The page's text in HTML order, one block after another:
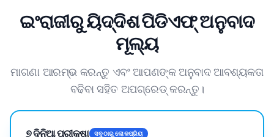
ଇଂରାଜୀରୁ ୟିଦ୍ଦିଶ ପିଡିଏଫ୍ ଅନୁବାଦ
ମୂଲ୍ୟ
ମାଗଣା ଆରମ୍ଭ କରନ୍ତୁ ଏବଂ ଆପଣଙ୍କ ଅନୁବାଦ ଆବଶ୍ୟକତା
ବଢିବା ସହିତ ଅପଗ୍ରେଡ୍ କରନ୍ତୁ।
୭ ଦିନିଆ ପରୀକ୍ଷା ସବୁଠାରୁ ଲୋକପ୍ରିୟ